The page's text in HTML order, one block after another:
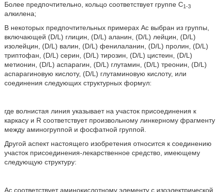
Более предпочтительно, кольцо соответствует группе C1-3
алкилена;
В некоторых предпочтительных примерах Ac выбран из группы,
включающей (D/L) глицин, (D/L) аланин, (D/L) лейцин, (D/L)
изолейцин, (D/L) валин, (D/L) фенилаланин, (D/L) пролин, (D/L)
триптофан, (D/L) серин, (D/L) тирозин, (D/L) цистеин, (D/L)
метионин, (D/L) аспарагин, (D/L) глутамин, (D/L) треонин, (D/L)
аспарагиновую кислоту, (D/L) глутаминовую кислоту, или
соединения следующих структурных формул:
где волнистая линия указывает на участок присоединения к
каркасу и R соответствует произвольному линкерному фрагменту
между аминогруппой и фосфатной группой.
Другой аспект настоящего изобретения относится к соединению
участок присоединения-лекарственное средство, имеющему
следующую структуру:
Ac соответствует аминокислотному элементу с изоэлектрической